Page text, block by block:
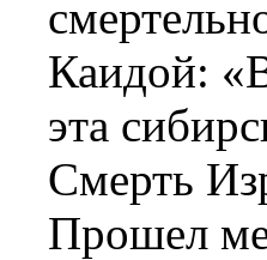
Каидой:
эта
Смерть
Прошел